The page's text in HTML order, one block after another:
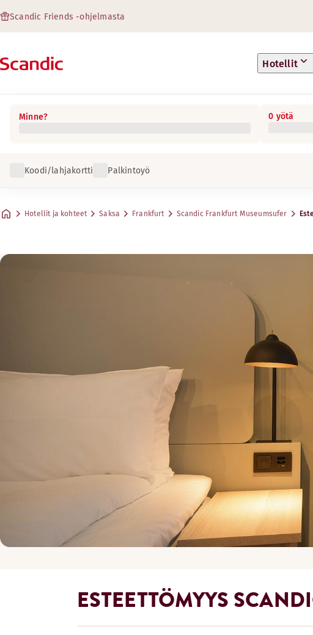
Scandic Friends -ohjelmasta
Hotellit
Minne? 0 yötä
Koodi/lahjakortti Palkintoyö
Hotellit ja kohteet Saksa Frankfurt Scandic Frankfurt Museumsufer
ESTEETTÖMYYS